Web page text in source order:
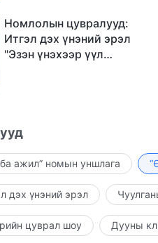
Номлолын цувралууд:
Итгэл дэх үнэний эрэл
"Эзэн үнэхээр үүл
ажил” номын уншлага
дэх үнэний эрэл
цуврал шоу Дууны